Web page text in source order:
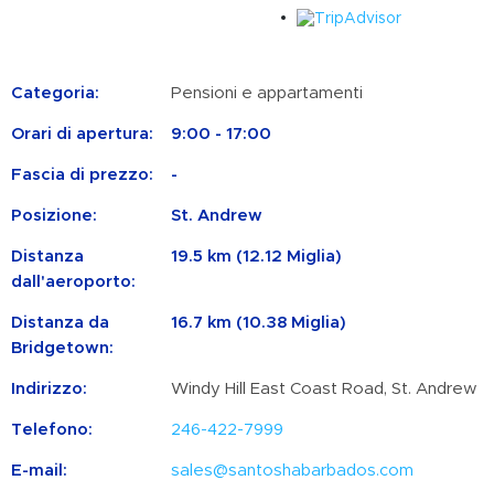
Categoria: Pensioni e appartamenti
Orari di apertura: 9:00 - 17:00
Fascia di prezzo: -
Posizione: St. Andrew
Distanza
dall'aeroporto:
19.5 km (12.12 Miglia)
Distanza da
Bridgetown:
16.7 km (10.38 Miglia)
Indirizzo: Windy Hill East Coast Road, St. Andrew
Telefono: 246-422-7999
E-mail: sales@santoshabarbados.com